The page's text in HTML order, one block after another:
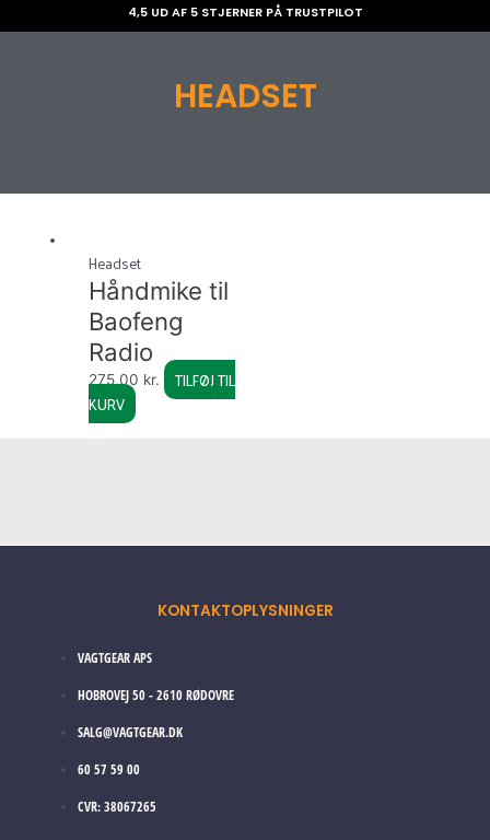
4,5 UD AF 5 STJERNER PÅ TRUSTPILOT
HEADSET
Headset
Håndmike til
Baofeng
Radio
275,00 kr.
TILFØJ TIL
KURV
KONTAKTOPLYSNINGER
VAGTGEAR APS
HOBROVEJ 50 - 2610 RØDOVRE
SALG@VAGTGEAR.DK
60 57 59 00
CVR: 38067265